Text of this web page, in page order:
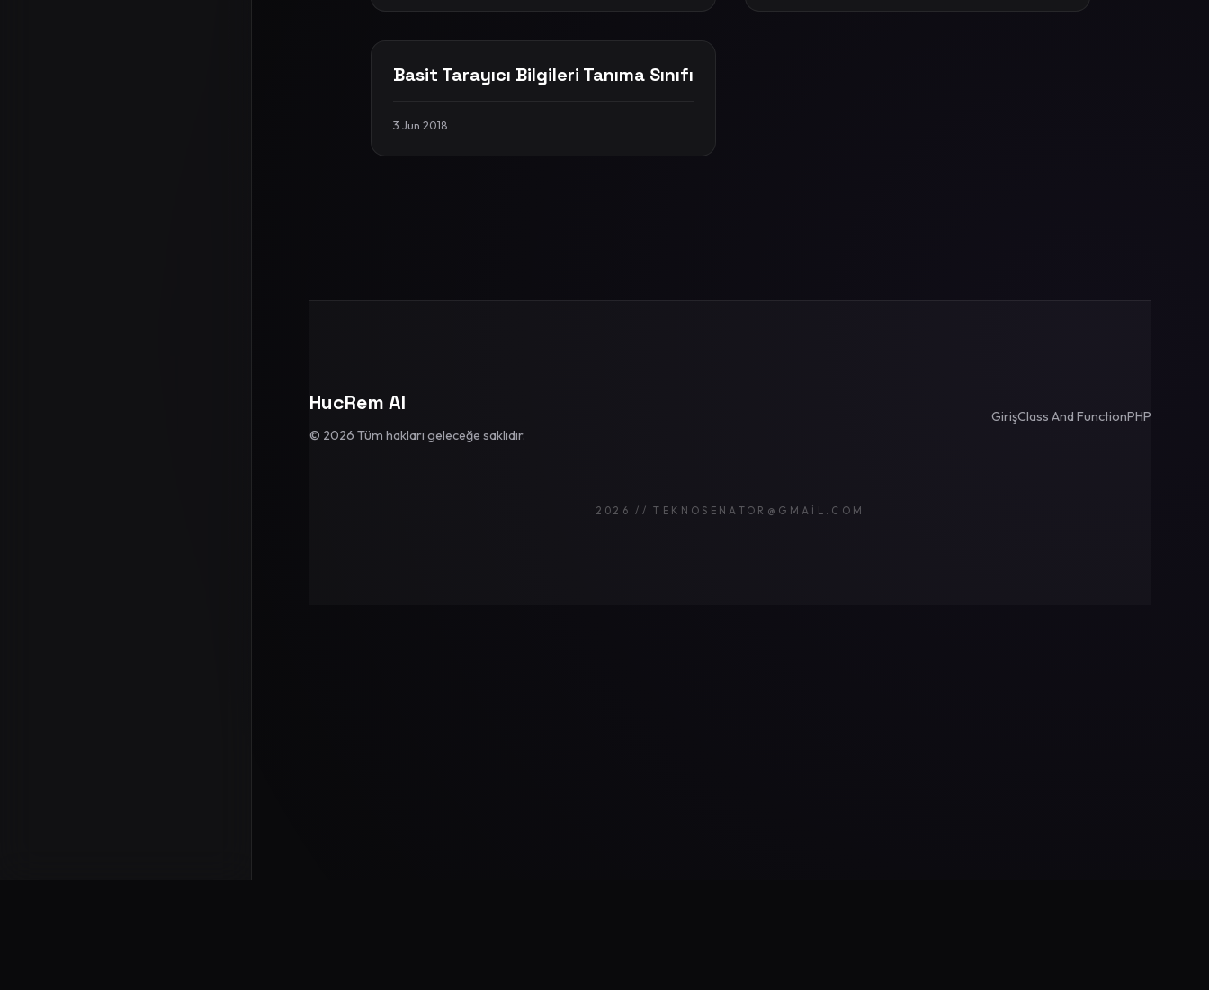
Basit Tarayıcı Bilgileri Tanıma Sınıfı
3 Jun 2018
HucRem AI
© 2026 Tüm hakları geleceğe saklıdır.
GirişClass And FunctionPHP
2026 // TEKNOSENATOR@GMAIL.COM